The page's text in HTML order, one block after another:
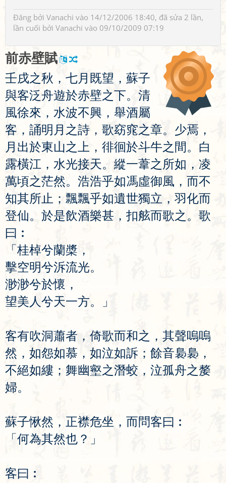
Đăng bởi Vanachi vào 14/12/2006 18:40, đã sửa 2 lần,
lần cuối bởi Vanachi vào 09/10/2009 07:19
前赤壁賦
壬戌之秋 ， 七月 既望 ， 蘇子
與客泛舟遊於赤壁之下。 清
風徐來 ， 水波不興 ， 舉酒屬
客 ， 誦明 月 之詩 ， 歌窈窕之章。 少焉 ，
月 出於東山之 上 ， 徘徊於斗牛之 間。 白
露橫江 ， 水光接天。 縱一葦之所如 ， 凌
萬頃之茫然。 浩浩乎如馮虛御風 ， 而不
知其所 止 ； 飄飄乎如遺世獨立 ， 羽化而
登仙。 於是飲酒樂甚 ， 扣舷而歌之。 歌
曰 ︰
「 桂棹兮蘭槳 ，
擊空明兮泝流光。
渺渺兮於懷 ，
望美 人兮天一方。」
客有吹洞蕭者 ， 倚歌而和之 ， 其聲嗚嗚
然 ， 如怨如慕 ， 如泣如訴 ； 餘音裊裊 ，
不絕如縷 ； 舞幽壑之潛蛟 ， 泣孤舟之嫠
婦。
蘇子愀然 ， 正襟危坐 ， 而問客曰 ︰
「 何為其然也 ？」
客曰 ︰